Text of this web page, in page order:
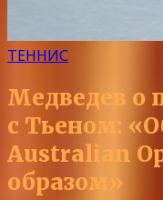
ТЕННИС
Медведев о
с Тьеном:
Australian
образом»